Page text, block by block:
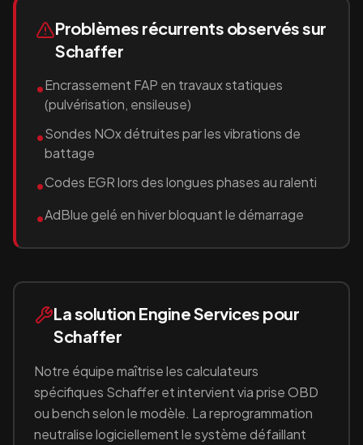
Problèmes récurrents observés sur
Schaffer
•Encrassement FAP en travaux statiques
(pulvérisation, ensileuse)
•Sondes NOx détruites par les vibrations de
battage
•Codes EGR lors des longues phases au ralenti
•AdBlue gelé en hiver bloquant le démarrage
La solution Engine Services pour
Schaffer
Notre équipe maîtrise les calculateurs
spécifiques Schafferet intervient via prise OBD
ou bench selon le modèle. La reprogrammation
neutralise logiciellement le système défaillant